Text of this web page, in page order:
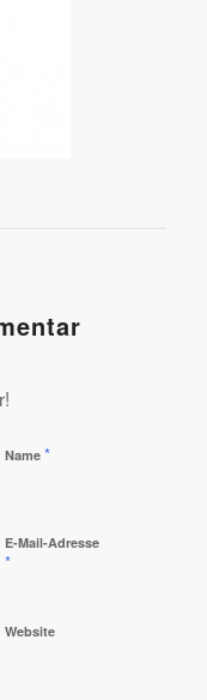
Name *
E-Mail-Adresse
*
Website